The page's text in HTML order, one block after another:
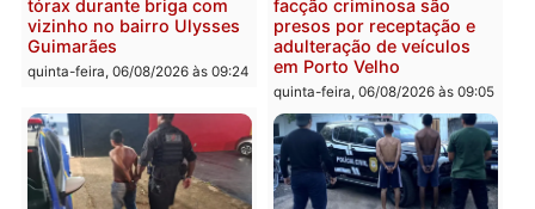
quinta-feira, 06/08/2026 às 09:28 quinta-feira, 06/08/2026 às
Polícia Polícia